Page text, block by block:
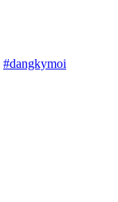
#dangkymoi